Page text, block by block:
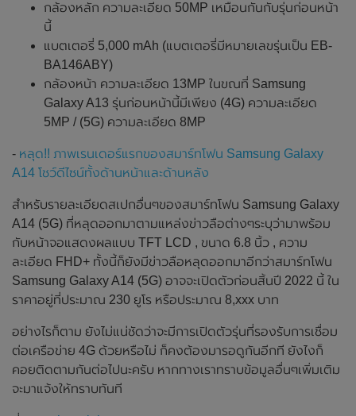
กล้องหลัก ความละเอียด 50MP เหมือนกันกับรุ่นก่อนหน้า
นี้
แบตเตอรี่ 5,000 mAh (แบตเตอรี่มีหมายเลขรุ่นเป็น EB-
BA146ABY)
กล้องหน้า ความละเอียด 13MP ในขณที่ Samsung
Galaxy A13 รุ่นก่อนหน้านี้มีเพียง (4G) ความละเอียด
5MP / (5G) ความละเอียด 8MP
- หลุด!! ภาพเรนเดอร์แรกของสมาร์ทโฟน Samsung Galaxy
A14 โชว์ดีไซน์ทั้งด้านหน้าและด้านหลัง
สำหรับรายละเอียดสเปกอื่นๆของสมาร์ทโฟน Samsung Galaxy
A14 (5G) ที่หลุดออกมาตามแหล่งข่าวลือต่างๆระบุว่ามาพร้อม
กับหน้าจอแสดงผลแบบ TFT LCD , ขนาด 6.8 นิ้ว , ความ
ละเอียด FHD+ ทั้งนี้ก็ยังมีข่าวลือหลุดออกมาอีกว่าสมาร์ทโฟน
Samsung Galaxy A14 (5G) อาจจะเปิดตัวก่อนสิ้นปี 2022 นี้ ใน
ราคาอยู่ที่ประมาณ 230 ยูโร หรือประมาณ 8,xxx บาท
อย่างไรก็ตาม ยังไม่แน่ชัดว่าจะมีการเปิดตัวรุ่นที่รองรับการเชื่อม
ต่อเครือข่าย 4G ด้วยหรือไม่ ก็คงต้องมารอดูกันอีกที ยังไงก็
คอยติดตามกันต่อไปนะครับ หากทางเราทราบข้อมูลอื่นๆเพิ่มเติม
จะมาแจ้งให้ทราบทันที